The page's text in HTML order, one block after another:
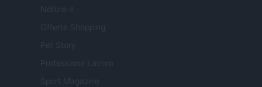
Notizie.it
Offerte Shopping
Professione Lavoro
Sport Magazine